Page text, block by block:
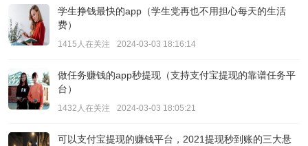
学生挣钱最快的app（学生党再也不用担心每天的生活
费）
1415人在关注 2024-03-03 18:16:14
做任务赚钱的app秒提现（支持支付宝提现的靠谱任务平
台）
1432人在关注 2024-03-03 18:05:21
可以支付宝提现的赚钱平台，2021提现秒到账的三大悬